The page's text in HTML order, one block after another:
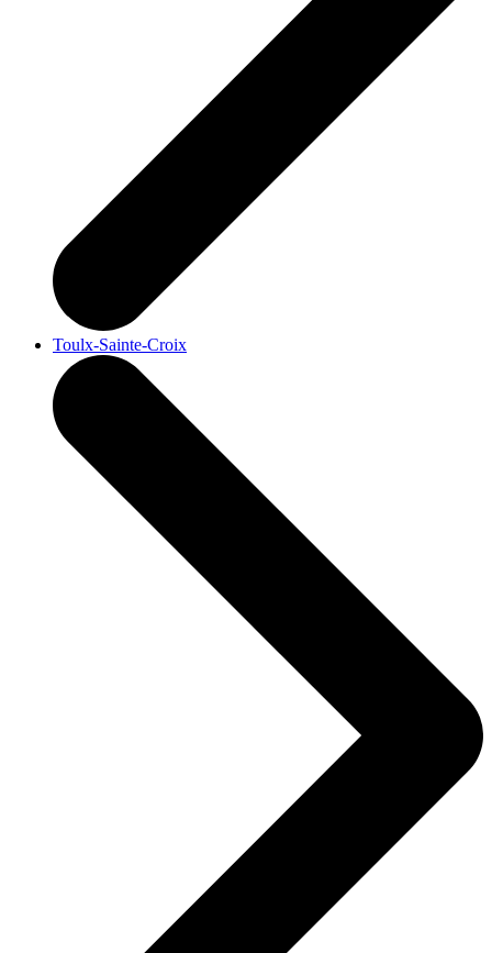
Toulx-Sainte-Croix